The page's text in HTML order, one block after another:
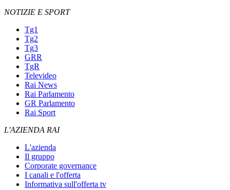
NOTIZIE E SPORT
Tg1
Tg2
Tg3
GRR
TgR
Televideo
Rai News
Rai Parlamento
GR Parlamento
Rai Sport
L'AZIENDA RAI
L'azienda
Il gruppo
Corporate governance
I canali e l'offerta
Informativa sull'offerta tv